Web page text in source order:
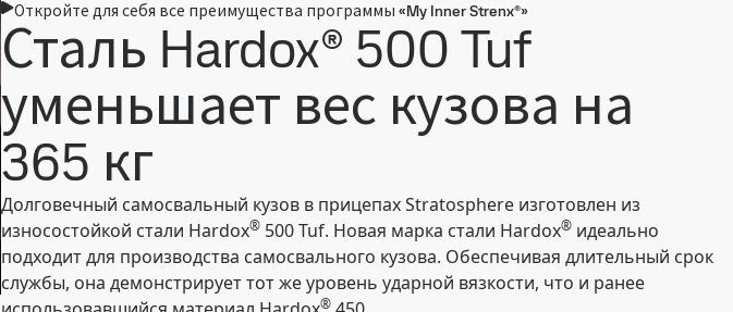
Откройте для себя все преимущества программы «My Inner Strenx®»
Сталь Hardox® 500 Tuf
уменьшает вес кузова на
365 кг
Долговечный самосвальный кузов в прицепах Stratosphere изготовлен из
износостойкой стали Hardox® 500 Tuf. Новая марка стали Hardox® идеально
подходит для производства самосвального кузова. Обеспечивая длительный срок
службы, она демонстрирует тот же уровень ударной вязкости, что и ранее
®